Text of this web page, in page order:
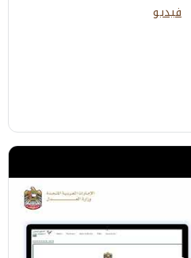
فيديو